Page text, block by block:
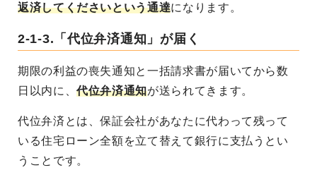
返済してくださいという通達になります。
2-1-3.「代位弁済通知」が届く
期限の利益の喪失通知と一括請求書が届いてから数
日以内に、代位弁済通知が送られてきます。
代位弁済とは、保証会社があなたに代わって残って
いる住宅ローン全額を立て替えて銀行に支払うとい
うことです。